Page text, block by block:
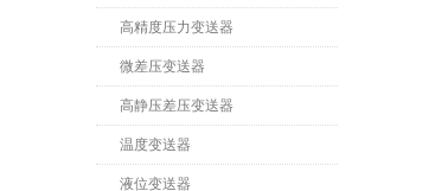
高精度压力变送器
微差压变送器
高静压差压变送器
温度变送器
液位变送器